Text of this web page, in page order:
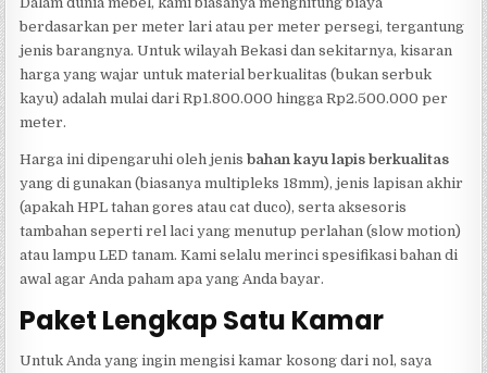
berdasarkan per meter lari atau per meter persegi, tergantung
jenis barangnya. Untuk wilayah Bekasi dan sekitarnya, kisaran
harga yang wajar untuk material berkualitas (bukan serbuk
kayu) adalah mulai dari Rp1.800.000 hingga Rp2.500.000 per
meter.
Harga ini dipengaruhi oleh jenisbahan kayu lapis berkualitas
yang di gunakan (biasanya multipleks 18mm), jenis lapisan akhir
(apakah HPL tahan gores atau cat duco), serta aksesoris
tambahan seperti rel laci yang menutup perlahan (slow motion)
atau lampu LED tanam. Kami selalu merinci spesifikasi bahan di
awal agar Anda paham apa yang Anda bayar.
Paket Lengkap Satu Kamar
Untuk Anda yang ingin mengisi kamar kosong dari nol, saya